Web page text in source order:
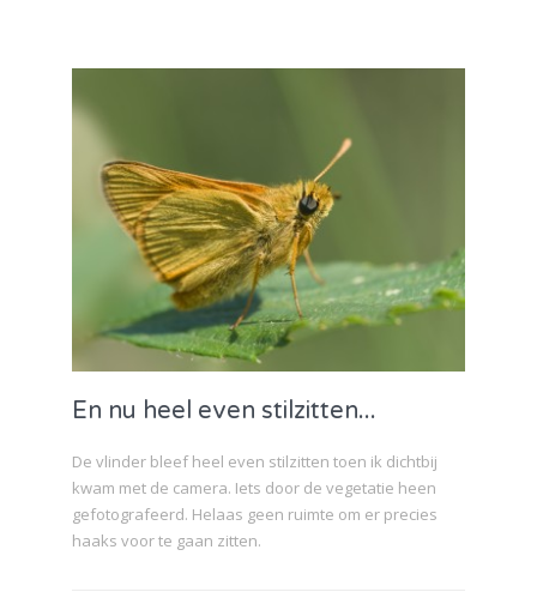
En nu heel even stilzitten...
De vlinder bleef heel even stilzitten toen ik dichtbij
kwam met de camera. Iets door de vegetatie heen
gefotografeerd. Helaas geen ruimte om er precies
haaks voor te gaan zitten.